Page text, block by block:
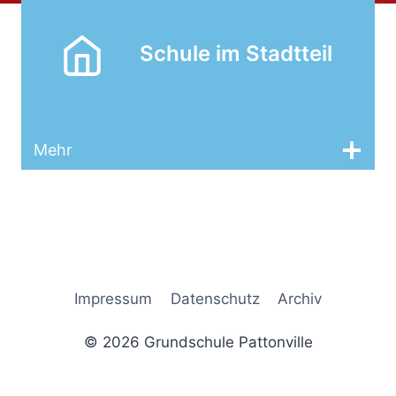
Schule im Stadtteil
Mehr
Impressum Datenschutz Archiv
© 2026 Grundschule Pattonville